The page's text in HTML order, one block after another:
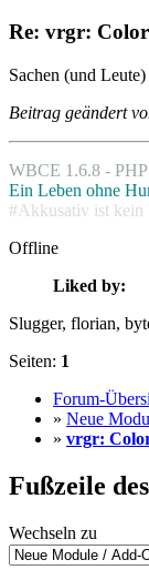
Re: vrgr:
Sachen (und
Beitrag geändert
WBCE 1.6.8 -
Ein Leben ohne
#Akkusativ ist kein
Offline
Liked by:
Slugger, florian,
Seiten: 1
Forum-
» Neue
» vrgr:
Fußzeile
Wechseln zu